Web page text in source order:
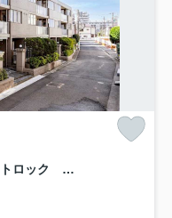
レジディア世田谷若林 駅近 オートロック リノベーション